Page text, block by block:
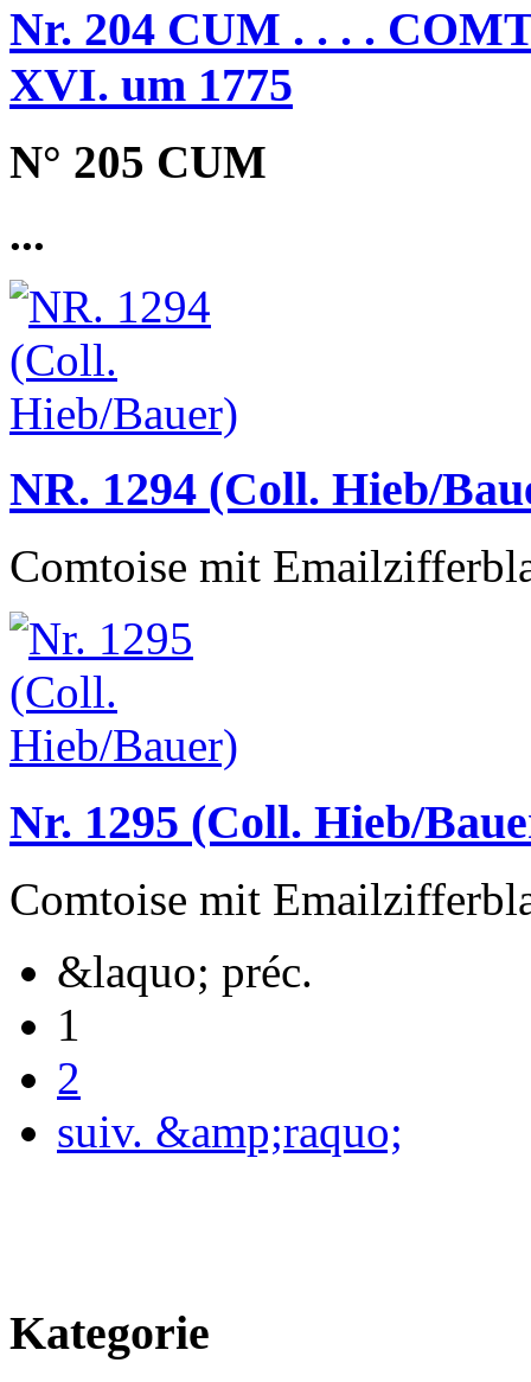
Nr. 204 CUM . . . .
XVI. um 1775
N° 205 CUM
...
NR. 1294 (Coll. Hieb/
Comtoise mit
Nr. 1295 (Coll. Hieb/
Comtoise mit
&laquo; préc.
1
2
suiv. &amp;raquo;
Kategorie